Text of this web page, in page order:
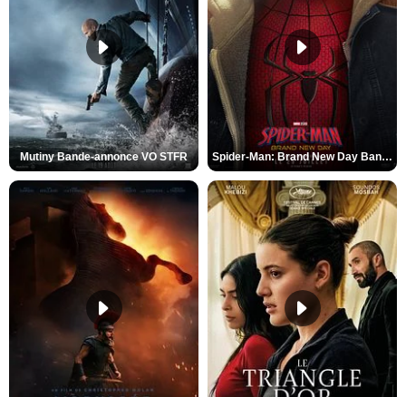
Mutiny Bande-annonce VO STFR Spider-Man: Brand New Day Bande-annonce VO STFR